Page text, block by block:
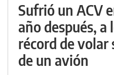
Sufrió un ACV
año después, a
récord de volar
de un avión